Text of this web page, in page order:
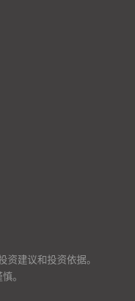
建议和投资依据。
。